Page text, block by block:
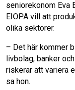
seniorekonom Eva
EIOPA vill att
olika sektorer.
– Det här kommer
livbolag, banker
riskerar att variera
sa hon.